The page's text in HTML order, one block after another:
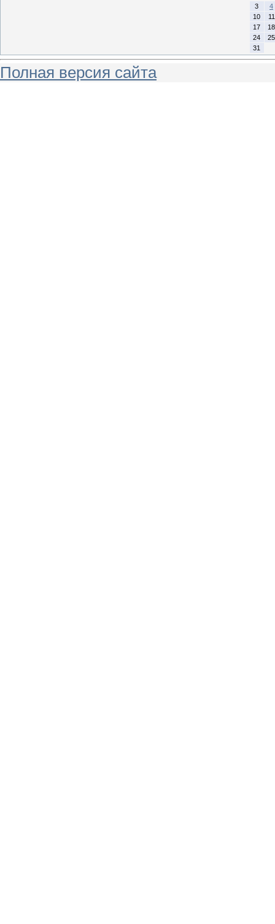
3
4
10
11
17
18
24
25
31
Полная версия сайта